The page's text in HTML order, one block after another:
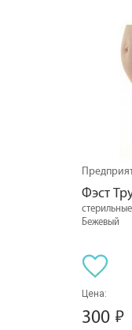
Фэст
Бежевый
Цена:
300